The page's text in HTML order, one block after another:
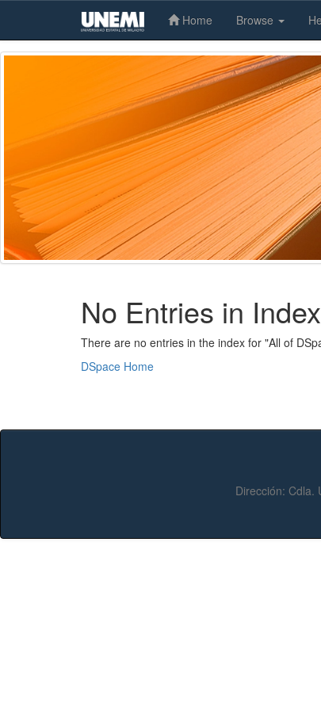
Skip
Home Browse
No Entries in Index
There are no entries in the index for "All of
DSpace Home
Dirección: Cdla.